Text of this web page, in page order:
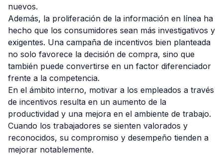
nuevos.
Además, la proliferación de la información en línea ha
hecho que los consumidores sean más investigativos y
exigentes. Una campaña de incentivos bien planteada
no solo favorece la decisión de compra, sino que
también puede convertirse en un factor diferenciador
frente a la competencia.
En el ámbito interno, motivar a los empleados a través
de incentivos resulta en un aumento de la
productividad y una mejora en el ambiente de trabajo.
Cuando los trabajadores se sienten valorados y
reconocidos, su compromiso y desempeño tienden a
mejorar notablemente.